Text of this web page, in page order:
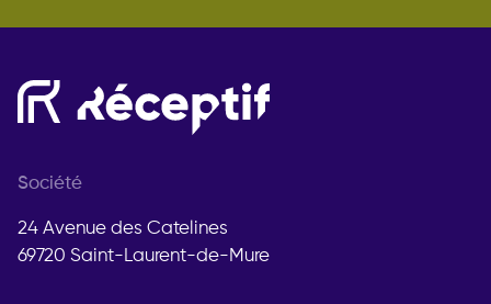
Société
24 Avenue des Catelines
69720 Saint-Laurent-de-Mure